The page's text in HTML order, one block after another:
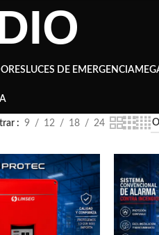
LUCES DE EMERGENCIA
9 12 18 24